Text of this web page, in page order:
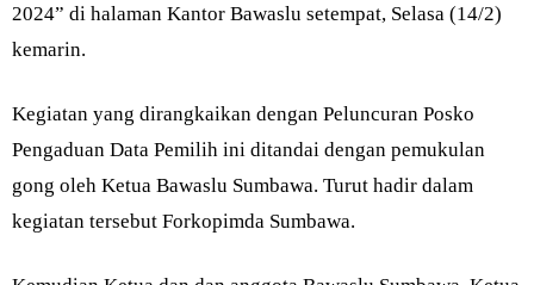
2024” di halaman Kantor Bawaslu setempat, Selasa (14/2)
kemarin.
Kegiatan yang dirangkaikan dengan Peluncuran Posko
Pengaduan Data Pemilih ini ditandai dengan pemukulan
gong oleh Ketua Bawaslu Sumbawa. Turut hadir dalam
kegiatan tersebut Forkopimda Sumbawa.